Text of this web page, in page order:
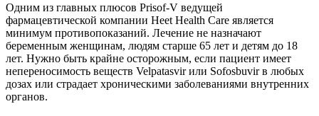
Одним из главных плюсов Prisof-V ведущей
фармацевтической компании Heet Health Care является
минимум противопоказаний. Лечение не назначают
беременным женщинам, людям старше 65 лет и детям до 18
лет. Нужно быть крайне осторожным, если пациент имеет
непереносимость веществ Velpatasvir или Sofosbuvir в любых
дозах или страдает хроническими заболеваниями внутренних
органов.